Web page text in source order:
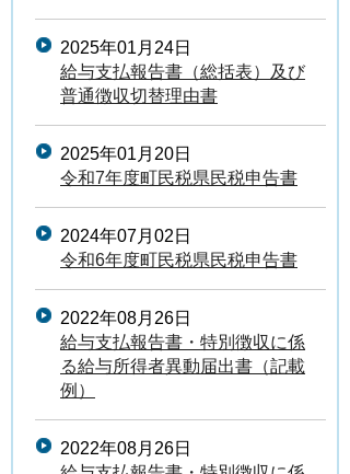
2025年01月24日
給与支払報告書（総括表）及び
普通徴収切替理由書
2025年01月20日
令和7年度町民税県民税申告書
2024年07月02日
令和6年度町民税県民税申告書
2022年08月26日
給与支払報告書・特別徴収に係
る給与所得者異動届出書（記載
例）
2022年08月26日